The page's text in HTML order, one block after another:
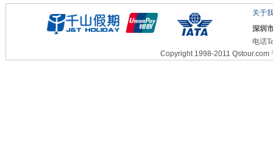
关于
深圳
电话
Copyright 1998-2011